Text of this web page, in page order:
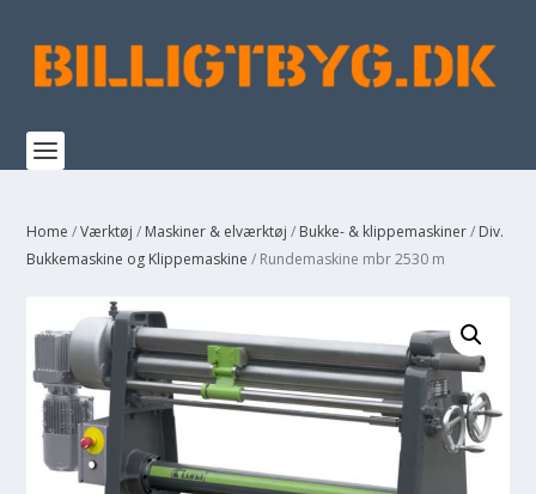
Home /Værktøj / Maskiner & elværktøj / Bukke- & klippemaskiner/ Div.
Bukkemaskine og Klippemaskine / Rundemaskine mbr 2530 m